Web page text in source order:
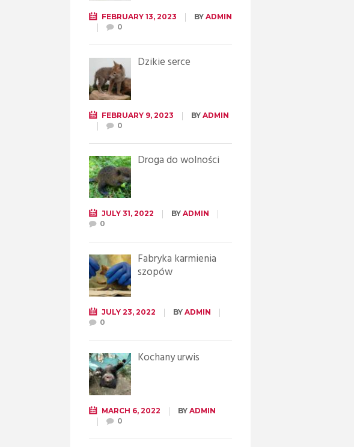
FEBRUARY 13, 2023 BY ADMIN
0
Dzikie serce
FEBRUARY 9, 2023 BY ADMIN
0
Droga do wolności
JULY 31, 2022 BY ADMIN
0
Fabryka karmienia
szopów
JULY 23, 2022 BY ADMIN
0
Kochany urwis
MARCH 6, 2022 BY ADMIN
0